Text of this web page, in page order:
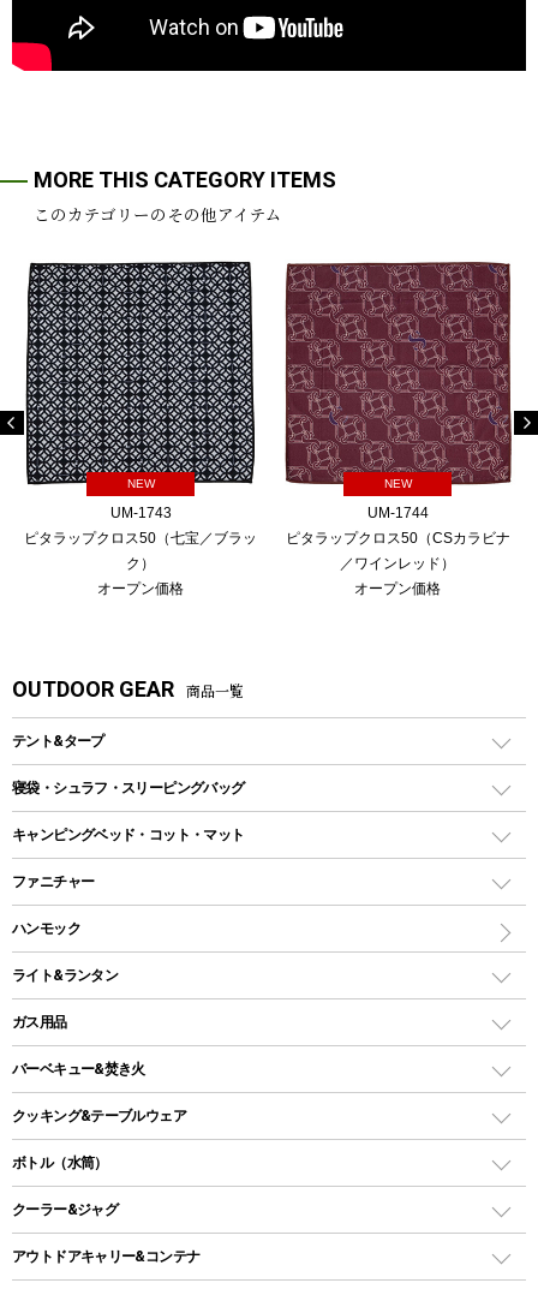
MORE THIS CATEGORY ITEMS
このカテゴリーのその他アイテム
NEW
UM-1743
ピタラップクロス50（七宝／ブラッ
ク）
オープン価格
NEW
UM-1744
ピタラップクロス50（CSカラビナ
／ワインレッド）
オープン価格
OUTDOOR GEAR 商品一覧
テント&タープ
テント
ツールームテント
ワンポールテント
シェルターテント
ロッジ型・オリジナルテント
タープ
スクエアタープ（レクタタープ）
メッシュタープ
自立式タープ
パラソル
寝袋・シュラフ・スリーピングバッグ
レクタングラー型（封筒型）シュラフ
インナーシュラフ
キャンピングベッド・コット・マット
キャンピングベッド・コット
インフレータブルマット
ファニチャー
アウトドアテーブル
レジャーシート
ハンモック
ライト&ランタン
LEDランタン
オイルランタン
LEDライト
ヘッドライト
キャンドル
ガス用品
ガスバーナー
ガス缶
ガストーチ、ライター
バーベキュー&焚き火
バーベキューコンロ、グリル
焚き火台タイプ（ロースタイル）グリル
卓上タイプグリル
パーティータイプグリル
クッキング&テーブルウェア
ダッチオーブン
ホットサンドメーカー
ボトル（水筒）
ステンレスボトル
コップ付きタイプ
クーラー&ジャグ
クーラーボックス
アウトドアキャリー&コンテナ